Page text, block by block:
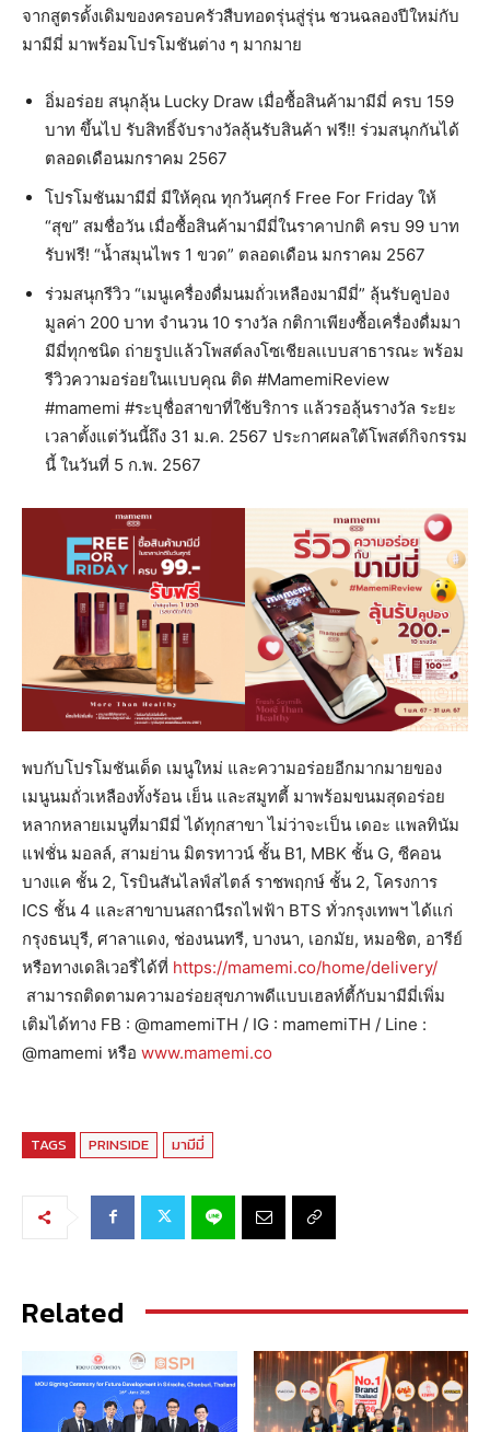
จากสูตรดั้งเดิมของครอบครัวสืบทอดรุ่นสู่รุ่น ชวนฉลองปีใหม่กับ
มามีมี่ มาพร้อมโปรโมชันต่าง ๆ มากมาย
อิ่มอร่อย สนุกลุ้น Lucky Draw เมื่อซื้อสินค้ามามีมี่ ครบ 159
บาท ขึ้นไป รับสิทธิ์จับรางวัลลุ้นรับสินค้า ฟรี!! ร่วมสนุกกันได้
ตลอดเดือนมกราคม 2567
โปรโมชันมามีมี่ มีให้คุณ ทุกวันศุกร์ Free For Friday ให้
“สุข” สมชื่อวัน เมื่อซื้อสินค้ามามีมี่ในราคาปกติ ครบ 99 บาท
รับฟรี! “น้ำสมุนไพร 1 ขวด” ตลอดเดือน มกราคม 2567
ร่วมสนุกรีวิว “เมนูเครื่องดื่มนมถั่วเหลืองมามีมี่” ลุ้นรับคูปอง
มูลค่า 200 บาท จำนวน 10 รางวัล กติกาเพียงซื้อเครื่องดื่มมา
มีมี่ทุกชนิด ถ่ายรูปแล้วโพสต์ลงโซเชียลเเบบสาธารณะ พร้อม
รีวิวความอร่อยในเเบบคุณ ติด #MamemiReview
#mamemi #ระบุชื่อสาขาที่ใช้บริการ แล้วรอลุ้นรางวัล ระยะ
เวลาตั้งแต่วันนี้ถึง 31 ม.ค. 2567 ประกาศผลใต้โพสต์กิจกรรม
นี้ ในวันที่ 5 ก.พ. 2567
พบกับโปรโมชันเด็ด เมนูใหม่ และความอร่อยอีกมากมายของ
เมนูนมถั่วเหลืองทั้งร้อน เย็น และสมูทตี้ มาพร้อมขนมสุดอร่อย
หลากหลายเมนูที่มามีมี่ ได้ทุกสาขา ไม่ว่าจะเป็น เดอะ แพลทินัม
แฟชั่น มอลล์, สามย่าน มิตรทาวน์ ชั้น B1, MBK ชั้น G, ซีคอน
บางแค ชั้น 2, โรบินสันไลฟ์สไตล์ ราชพฤกษ์ ชั้น 2, โครงการ
ICS ชั้น 4 และสาขาบนสถานีรถไฟฟ้า BTS ทั่วกรุงเทพฯ ได้แก่
กรุงธนบุรี, ศาลาแดง, ช่องนนทรี, บางนา, เอกมัย, หมอชิต, อารีย์
หรือทางเดลิเวอรี่ได้ที่ https://mamemi.co/home/delivery/
สามารถติดตามความอร่อยสุขภาพดีแบบเฮลท์ตี้กับมามีมี่เพิ่ม
เติมได้ทาง FB : @mamemiTH / IG : mamemiTH / Line :
@mamemi หรือ www.mamemi.co
TAGS PRINSIDE มามีมี่
Related